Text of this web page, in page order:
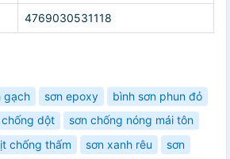
4769030531118
gạch sơn epoxy
bình sơn phun đỏ
dột
sơn chống nóng mái tôn
chống thấm sơn xanh rêu
sơn